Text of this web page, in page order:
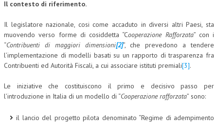
INTERNAZIONALIZZAZIONE
HUMAN RESOURCES
RISORSE UMANE
MARKETING
RISK MANAGEMENT
Il contesto di riferimento.
Il legislatore nazionale, cosi come accaduto in diversi altri Paesi, sta
muovendo verso forme di cosiddetta “Cooperazione Rafforzata” con i
“Contribuenti di maggiori dimensioni[2]”, che prevedono a tendere
l’implementazione di modelli basati su un rapporto di trasparenza fra
Contribuenti ed Autorità Fiscali, a cui associare istituti premiali[3].
Le iniziative che costituiscono il primo e decisivo passo per
l’introduzione in Italia di un modello di “Cooperazione rafforzata” sono:
il lancio del progetto pilota denominato “Regime di adempimento